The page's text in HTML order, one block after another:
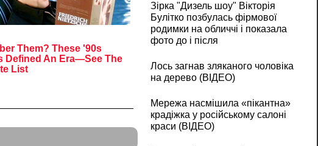
Зірка "Дизель шоу" Вікторія
Булітко позбулась фірмової
родимки на обличчі і показала
фото до і після
Лось загнав зляканого чоловіка
на дерево (ВІДЕО)
Мережа насмішила «пікантна»
крадіжка у російському салоні
краси (ВІДЕО)